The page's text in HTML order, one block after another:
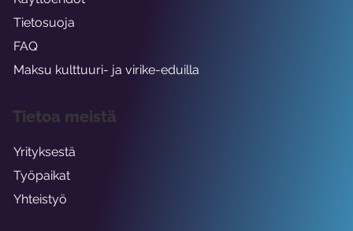
Tietosuoja
FAQ
Maksu kulttuuri- ja virike-eduilla
Tietoa meistä
Yrityksestä
Työpaikat
Yhteistyö